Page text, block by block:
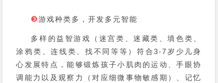
❸游戏种类多，开发多元智能
多样的益智游戏（迷宫类、迷藏类、填色类、
涂鸦类、连线类、找不同等等）符合3-7岁少儿身
心发展特点，能够锻炼孩子小肌肉的运动、手眼协
调能力以及观察力（对应细微事物敏感期）、记忆